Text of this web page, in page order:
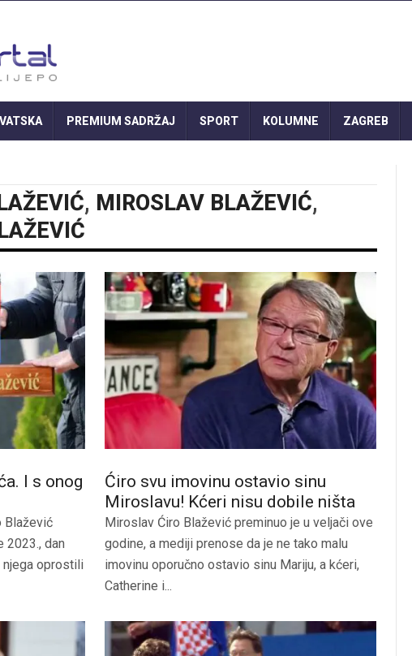
PREMIUM SADRŽAJ SPORT KOLUMNE ZAGREB
, MIROSLAV BLAŽEVIĆ,
I s onog
Blažević
2023., dan
njega oprostili
Ćiro svu imovinu ostavio sinu
Miroslavu! Kćeri nisu dobile ništa
Miroslav Ćiro Blažević preminuo je u veljači ove
godine, a mediji prenose da je ne tako malu
imovinu oporučno ostavio sinu Mariju, a kćeri,
Catherine i...